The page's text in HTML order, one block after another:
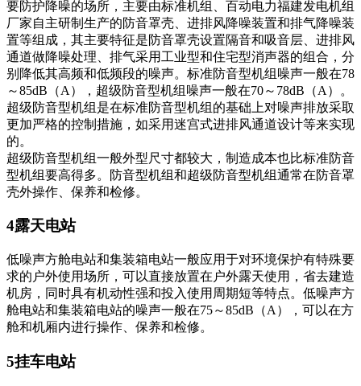
要防护降噪的场所，主要由标准机组、百动电力福建发电机组
厂家自主研制生产的防音罩壳、进排风降噪装置和排气降噪装
置等组成，其主要特征是防音罩壳设置隔音和吸音层、进排风
通道做降噪处理、排气采用工业型和住宅型消声器的组合，分
别降低其高频和低频段的噪声。标准防音型机组噪声一般在78
～85dB（A），超级防音型机组噪声一般在70～78dB（A）。
超级防音型机组是在标准防音型机组的基础上对噪声排放采取
更加严格的控制措施，如采用迷宫式进排风通道设计等来实现
的。
超级防音型机组一般外型尺寸都较大，制造成本也比标准防音
型机组要高得多。防音型机组和超级防音型机组通常在防音罩
壳外操作、保养和检修。
4露天电站
低噪声方舱电站和集装箱电站一般应用于对环境保护有特殊要
求的户外使用场所，可以直接放置在户外露天使用，省去建造
机房，同时具有机动性强和投入使用周期短等特点。低噪声方
舱电站和集装箱电站的噪声一般在75～85dB（A），可以在方
舱和机厢内进行操作、保养和检修。
5挂车电站